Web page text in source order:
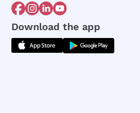
Download the app